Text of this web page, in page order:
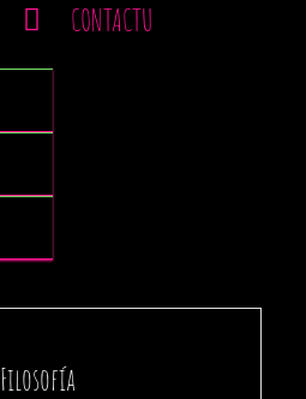
CONTACTU
Filosofía